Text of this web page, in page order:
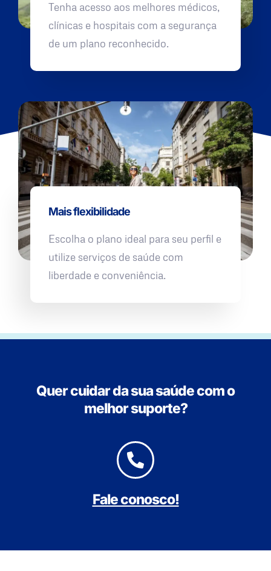
Tenha acesso aos melhores médicos,
clínicas e hospitais com a segurança
de um plano reconhecido.
Mais flexibilidade
Escolha o plano ideal para seu perfil e
utilize serviços de saúde com
liberdade e conveniência.
Quer cuidar da sua saúde com o
melhor suporte?
Fale conosco!